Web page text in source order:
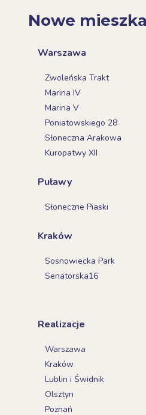
Nowe
Warszawa
Zwoleńska Trakt
Marina IV
Marina V
Poniatowskiego 28
Słoneczna Arakowa
Kuropatwy XII
Puławy
Słoneczne Piaski
Kraków
Sosnowiecka Park
Senatorska16
Realizacje
Warszawa
Kraków
Lublin i Świdnik
Olsztyn
Poznań